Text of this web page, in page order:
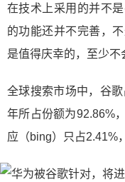
在技术上采用的并不
的功能还并不完善，
是值得庆幸的，至少不
全球搜索市场中，谷
年所占份额为92.86%
应（bing）只占2.41%